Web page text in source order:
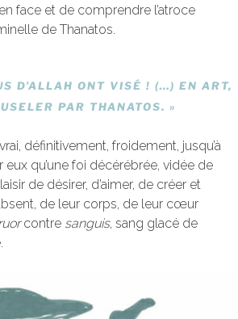
face et de comprendre l’atroce
de Thanatos.
D’ALLAH ONT VISÉ ! (…) EN ART,
PAR THANATOS. »
définitivement, froidement, jusqu’à
eux qu’une foi décérébrée, vidée de
de désirer, d’aimer, de créer et
de leur corps, de leur cœur
contre sanguis, sang glacé de